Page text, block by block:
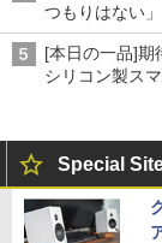
つもりはない」
[本日の一品]
シリコン製ス
Special